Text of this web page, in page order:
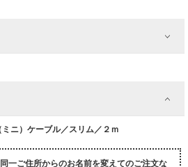
ニ）ケーブル／スリム／２ｍ
一ご住所からのお名前を変えてのご注文な